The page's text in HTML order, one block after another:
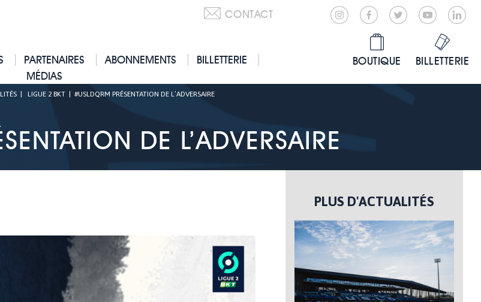
CONTACT
PARTENAIRES ABONNEMENTS
BILLETTERIE
MÉDIAS
BOUTIQUE BILLETTERIE
LIGUE 2 BKT #USLDQRM PRÉSENTATION DE L’ADVERSAIRE
DE L’ADVERSAIRE
PLUS D'ACTUALITÉS